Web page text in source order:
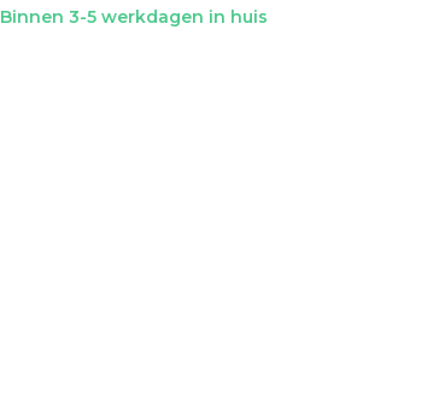
Binnen 3-5 werkdagen in huis